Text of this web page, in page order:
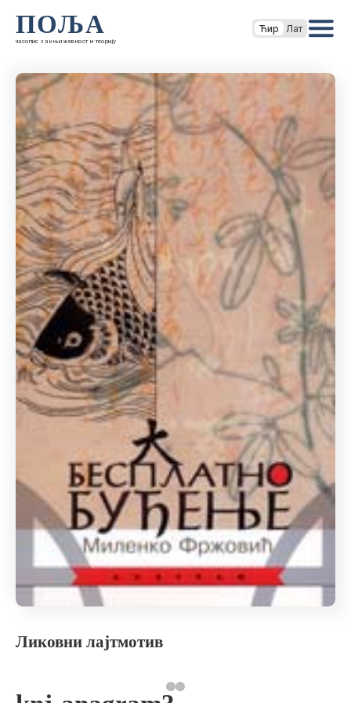
ПОЉА
часопис за књижевност и теорију
Ћир Лат
Ликовни лајтмотив